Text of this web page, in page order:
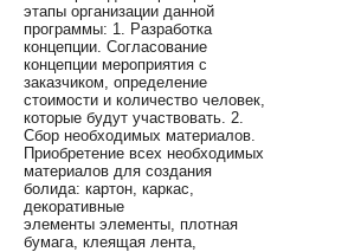
этапы организации данной
программы: 1. Разработка
концепции. Согласование
концепции мероприятия с
заказчиком, определение
стоимости и количество человек,
которые будут участвовать. 2.
Сбор необходимых материалов.
Приобретение всех необходимых
материалов для создания
болида: картон, каркас,
декоративные
элементы элементы, плотная
бумага, клеящая лента,